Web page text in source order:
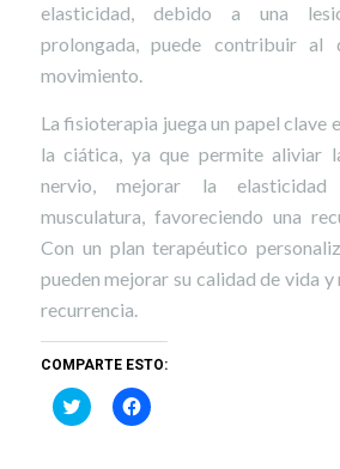
elasticidad, debido a una
prolongada, puede contribuir
movimiento.
La fisioterapia juega un papel clave
la ciática, ya que permite aliviar
nervio, mejorar la
musculatura, favoreciendo una
Con un plan terapéutico
pueden mejorar su calidad de vida
recurrencia.
COMPARTE ESTO:
Haz
clic
Haz
clic